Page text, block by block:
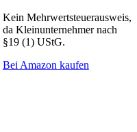
Kein Mehrwertsteuerausweis,
da Kleinunternehmer nach
§19 (1) UStG.
Bei Amazon kaufen